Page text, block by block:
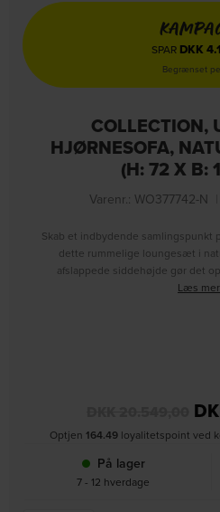
SPAR DKK
Begrænset
COLLECTION,
HJØRNESOFA,
(H: 72 X B:
Varenr.: WO377742-N
Skab et indbydende samlingspunkt
dette rummelige loungesæt i
afslappede siddehøjde gør det
Læs
Optjen 164.49 loyalitetspoint ved
På lager
7 - 12 hverdage